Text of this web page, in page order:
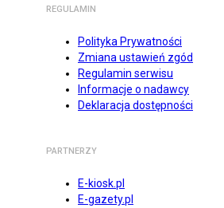
REGULAMIN
Polityka Prywatności
Zmiana ustawień zgód
Regulamin serwisu
Informacje o nadawcy
Deklaracja dostępności
PARTNERZY
E-kiosk.pl
E-gazety.pl